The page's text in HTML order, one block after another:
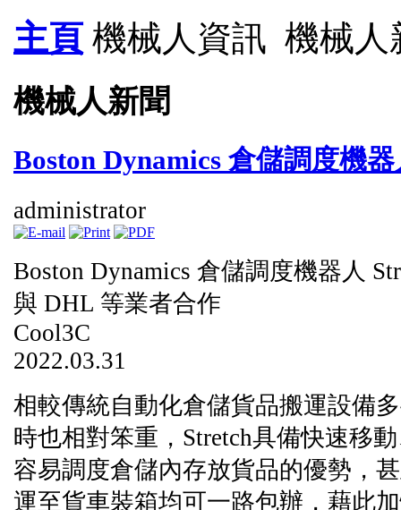
主頁 機械人資訊 機械人
機械人新聞
Boston Dynamics 倉儲調度機
administrator
Boston Dynamics 倉儲調度機器人
與 DHL 等業者合作
Cool3C
2022.03.31
相較傳統自動化倉儲貨品搬運設備
時也相對笨重，Stretch具備快速移
容易調度倉儲內存放貨品的優勢，
運至貨車裝箱均可一路包辦，藉此